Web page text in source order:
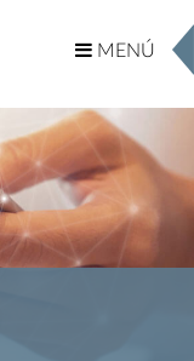
MENÚ
MENÚ